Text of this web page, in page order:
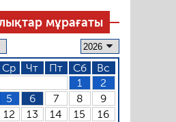
мұрағаты
Ср Чт Пт Сб
Вс
1
2
5 6 7 8
9
12 13 14 15
16